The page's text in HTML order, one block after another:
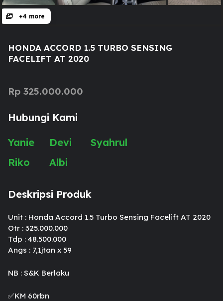
+4 more
HONDA ACCORD 1.5 TURBO SENSING
FACELIFT AT 2020
Rp 325.000.000
Hubungi Kami
Yanie
Devi
Syahrul
Riko
Albi
Deskripsi Produk
Unit : Honda Accord 1.5 Turbo Sensing Facelift AT 2020
Otr : 325.000.000
Tdp : 48.500.000
Angs : 7,1jtan x 59
NB : S&K Berlaku
✅KM 60rbn